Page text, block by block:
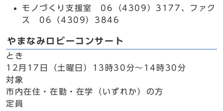
モノづくり支援室 06（4309）3177、ファク
ス 06（4309）3846
やまなみロビーコンサート
とき
12月17日（土曜日）13時30分～14時30分
対象
市内在住・在勤・在学（いずれか）の方
定員